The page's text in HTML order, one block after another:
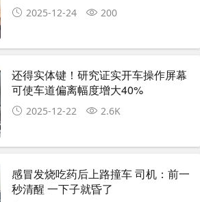
2025-12-24 200
还得实体键！研究证实开车操作屏幕
可使车道偏离幅度增大40%
2025-12-22 2.6K
感冒发烧吃药后上路撞车 司机：前一
秒清醒 一下子就昏了